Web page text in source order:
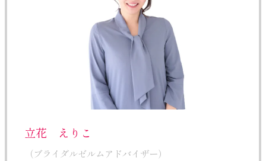
立花 えりこ
（ブライダルゼルムアドバイザー）